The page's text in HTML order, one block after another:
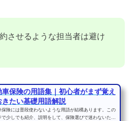
させるような担当者は避け
車保険の用語集｜初心者がまず覚え
きたい基礎用語解説
保険には普段使わないような用語が結構あります。この
で少しでも紹介、説明をして、保険選びで迷わないため